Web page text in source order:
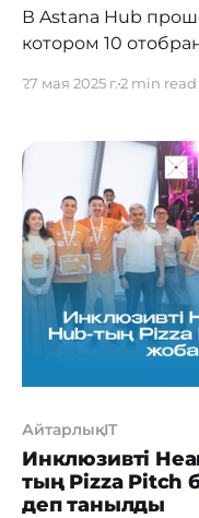
В Astana Hub
котором 10
сообщества. Всего
которых по
отобраны
проводим Pizza
успешные
27 мая 2025 г.2 min read
АйтарлықIT
Инклюзивті
тың Pizza Pitch
деп танылды